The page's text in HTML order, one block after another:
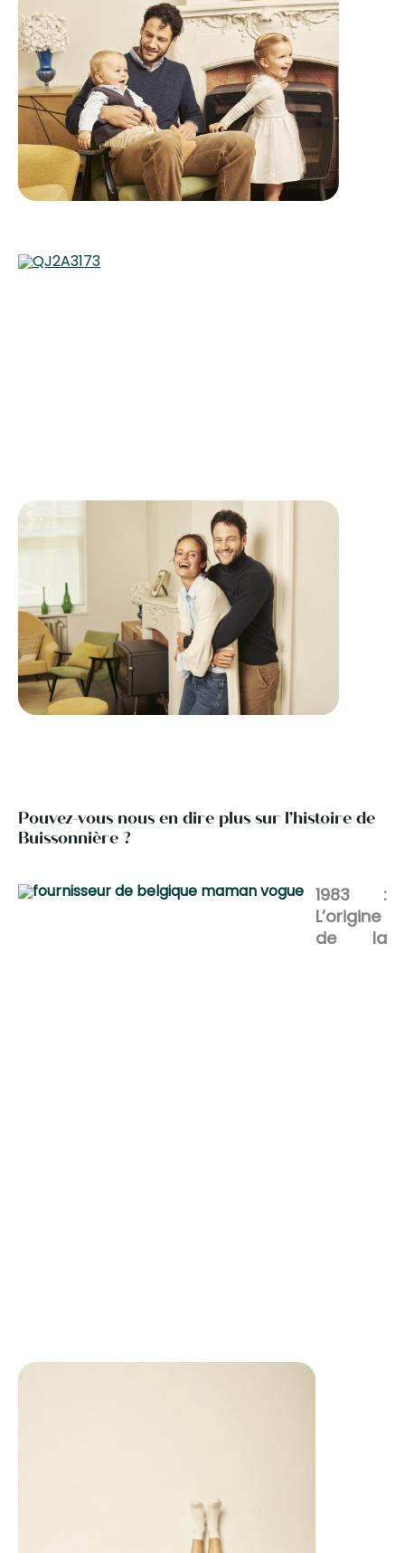
Pouvez-vous nous en dire plus sur l’histoire de
Buissonnière ?
1983 :
L’origine
de la